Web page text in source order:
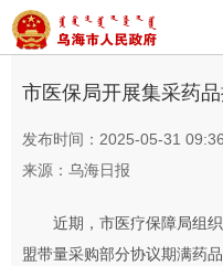
首页>资讯中心 > 部门动态
市医保局开展集采药
发布时间：2025-05-31
来源：乌海日报
近期，市医疗保障局组
盟带量采购部分协议期满药